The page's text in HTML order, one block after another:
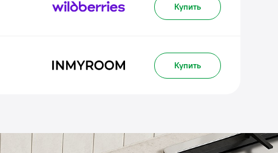
Купить
Купить